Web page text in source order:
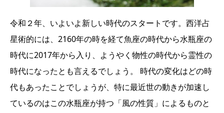
令和２年、いよいよ新しい時代のスタートです。西洋占
星術的には、2160年の時を経て魚座の時代から水瓶座の
時代に2017年から入り、ようやく物性の時代から霊性の
時代になったとも言えるでしょう。 時代の変化はどの時
代もあったことでしょうが、特に最近世の動きが加速し
ているのはこの水瓶座が持つ「風の性質」によるものと